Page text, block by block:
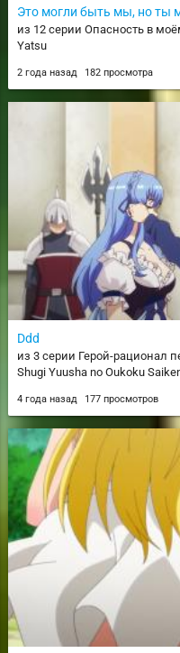
Это могли быть мы, но ты
из 12 серии Опасность в
Yatsu
2 года назад 182 просмотра
Ddd
из 3 серии Герой-рационал
Shugi Yuusha no Oukoku
4 года назад 177 просмотров